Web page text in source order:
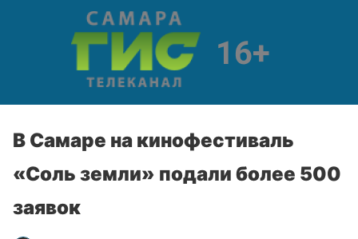
В Самаре на кинофестиваль
«Соль земли» подали более 500
заявок